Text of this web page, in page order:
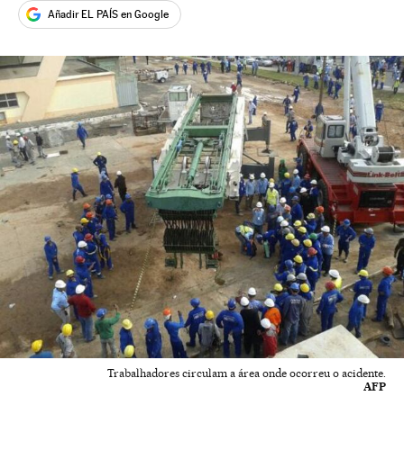
Añadir EL PAÍS en Google
Trabalhadores circulam a área onde ocorreu o acidente.
AFP